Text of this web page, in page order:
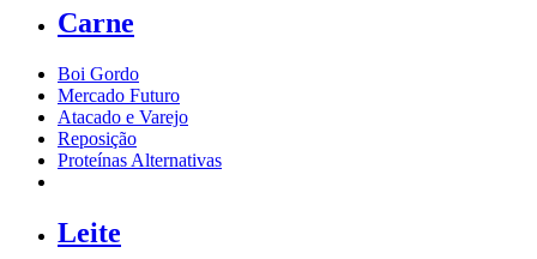
Carne
Boi Gordo
Mercado Futuro
Atacado e Varejo
Reposição
Proteínas Alternativas
Leite